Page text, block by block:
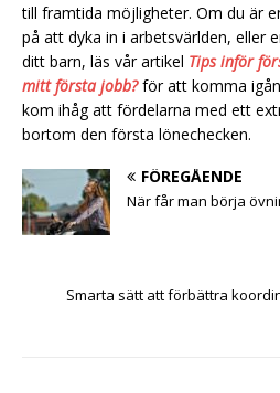
till framtida möjligheter. Om du är
på att dyka in i arbetsvärlden, eller
ditt barn, läs vår artikel Tips inför
mitt första jobb?för att komma
kom ihåg att fördelarna med ett
bortom den första lönechecken.
FÖREGÅENDE
När får man börja
Smarta sätt att förbättra